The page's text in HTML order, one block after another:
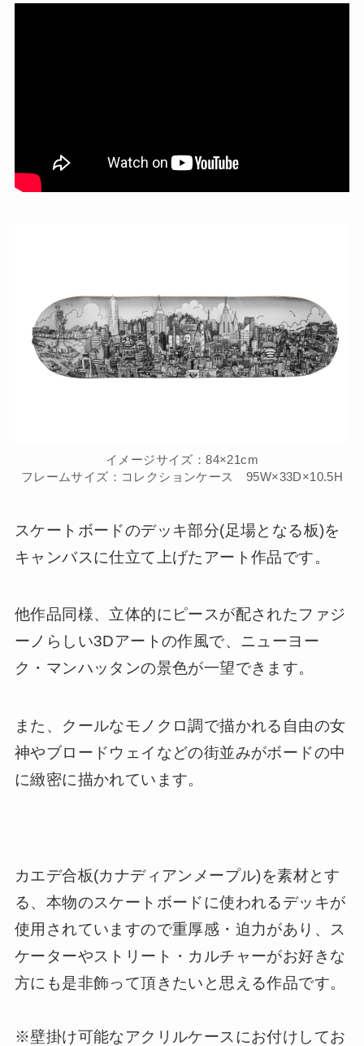
イメージサイズ：84×21cm
フレームサイズ：コレクションケース 95W×33D×10.5H
スケートボードのデッキ部分(足場となる板)を
キャンバスに仕立て上げたアート作品です。
他作品同様、立体的にピースが配されたファジ
ーノらしい3Dアートの作風で、ニューヨー
ク・マンハッタンの景色が一望できます。
また、クールなモノクロ調で描かれる自由の女
神やブロードウェイなどの街並みがボードの中
に緻密に描かれています。
カエデ合板(カナディアンメープル)を素材とす
る、本物のスケートボードに使われるデッキが
使用されていますので重厚感・迫力があり、ス
ケーターやストリート・カルチャーがお好きな
方にも是非飾って頂きたいと思える作品です。
※壁掛け可能なアクリルケースにお付けしてお